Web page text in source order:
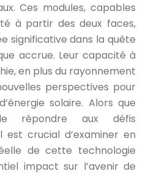
Ces modules, capables
à partir des deux faces,
significative dans la quête
accrue. Leur capacité à
en plus du rayonnement
perspectives pour
solaire. Alors que
répondre aux défis
est crucial d’examiner en
de cette technologie
impact sur l’avenir de